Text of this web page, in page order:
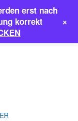
erst nach
korrekt
+